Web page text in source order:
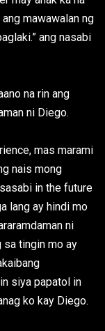
mawawalan ng
ang nasabi
na rin ang
ni Diego.
mas marami
nais mong
in the future
lang ay hindi mo
ni
sa tingin mo ay
siya papatol in
ko kay Diego.